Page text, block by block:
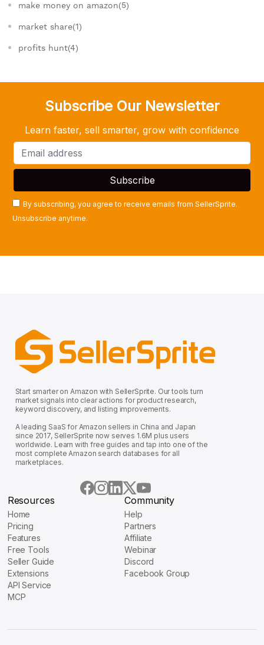
make money on amazon(5)
market share(1)
profits hunt(4)
Subscribe Our Newsletter
Learn faster, sell smarter, grow with confidence
By subscribing, you agree to receive emails from SellerSprite.
Unsubscribe anytime.